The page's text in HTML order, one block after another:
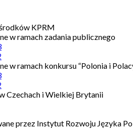
KPRM
w ramach zadania publicznego
w ramach konkursu “Polonia i
Czechach i Wielkiej Brytanii
przez Instytut Rozwoju Języka